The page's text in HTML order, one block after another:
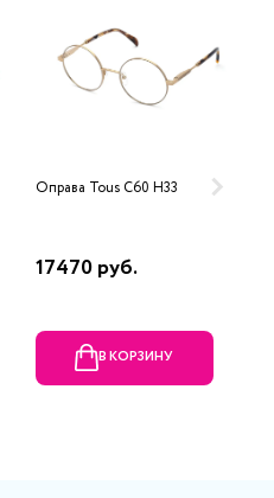
Оправа Tous C60 H33
17470 руб.
В КОРЗИНУ